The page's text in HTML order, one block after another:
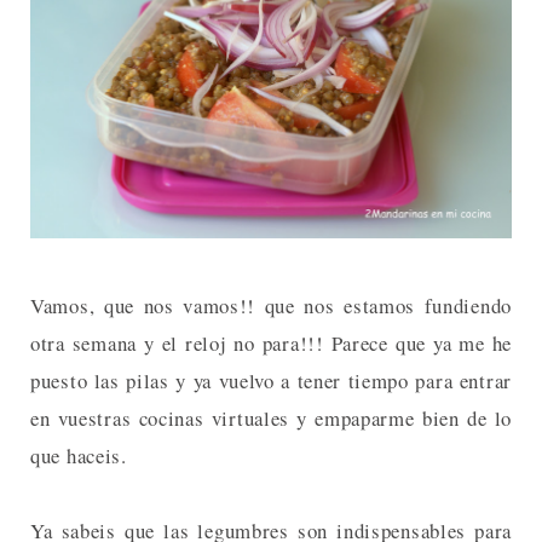
Vamos, que nos vamos!! que nos estamos fundiendo
otra semana y el reloj no para!!! Parece que ya me he
puesto las pilas y ya vuelvo a tener tiempo para entrar
en vuestras cocinas virtuales y empaparme bien de lo
que haceis.
Ya sabeis que las legumbres son indispensables para